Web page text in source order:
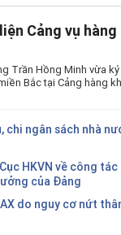
Cảng vụ
Trần Hồng Minh vừa
Bắc tại Cảng hàng
chi ngân sách nhà
HKVN về công tác
của Đảng
do nguy cơ nứt